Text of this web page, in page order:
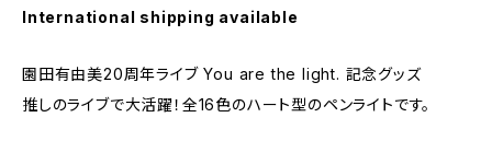
International shipping available
園田有由美20周年ライブ You are the light. 記念グッズ
推しのライブで大活躍！全16色のハート型のペンライトです。